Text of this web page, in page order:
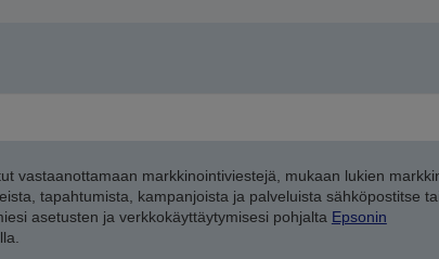
vastaanottamaan markkinointiviestejä, mukaan lukien
tapahtumista, kampanjoista ja palveluista sähköpostitse
asetusten ja verkkokäyttäytymisesi pohjalta Epsonin